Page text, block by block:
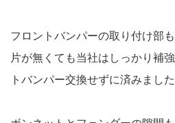
フロントバンパーの取り付け部
片が無くても当社はしっかり補
トバンパー交換せずに済みました